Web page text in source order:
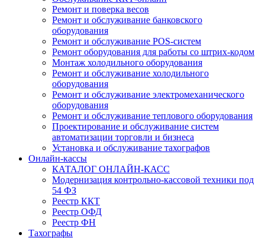
Ремонт и поверка весов
Ремонт и обслуживание банковского
оборудования
Ремонт и обслуживание POS-систем
Ремонт оборудования для работы со штрих-кодом
Монтаж холодильного оборудования
Ремонт и обслуживание холодильного
оборудования
Ремонт и обслуживание электромеханического
оборудования
Ремонт и обслуживание теплового оборудования
Проектирование и обслуживание систем
автоматизации торговли и бизнеса
Установка и обслуживание тахографов
Онлайн-кассы
КАТАЛОГ ОНЛАЙН-КАСС
Модернизация контрольно-кассовой техники под
54 ФЗ
Реестр ККТ
Реестр ОФД
Реестр ФН
Тахографы